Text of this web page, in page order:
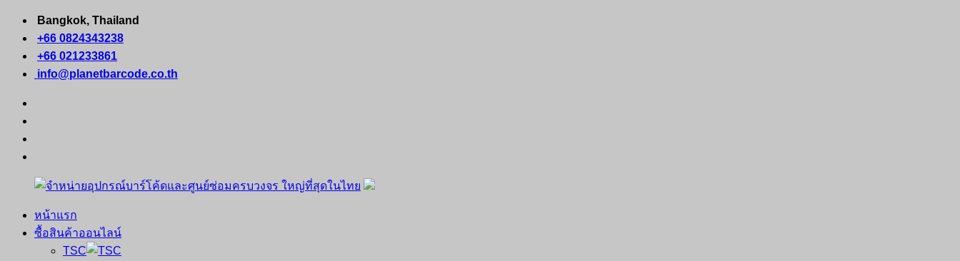
Skip
content
Bangkok, Thailand
+66 0824343238
+66 021233861
info@planetbarcode.co.th
จำหน่าย
คอมพิวเตอร์
หน้าแรก
ซื้อสินค้าออนไลน์
TSC